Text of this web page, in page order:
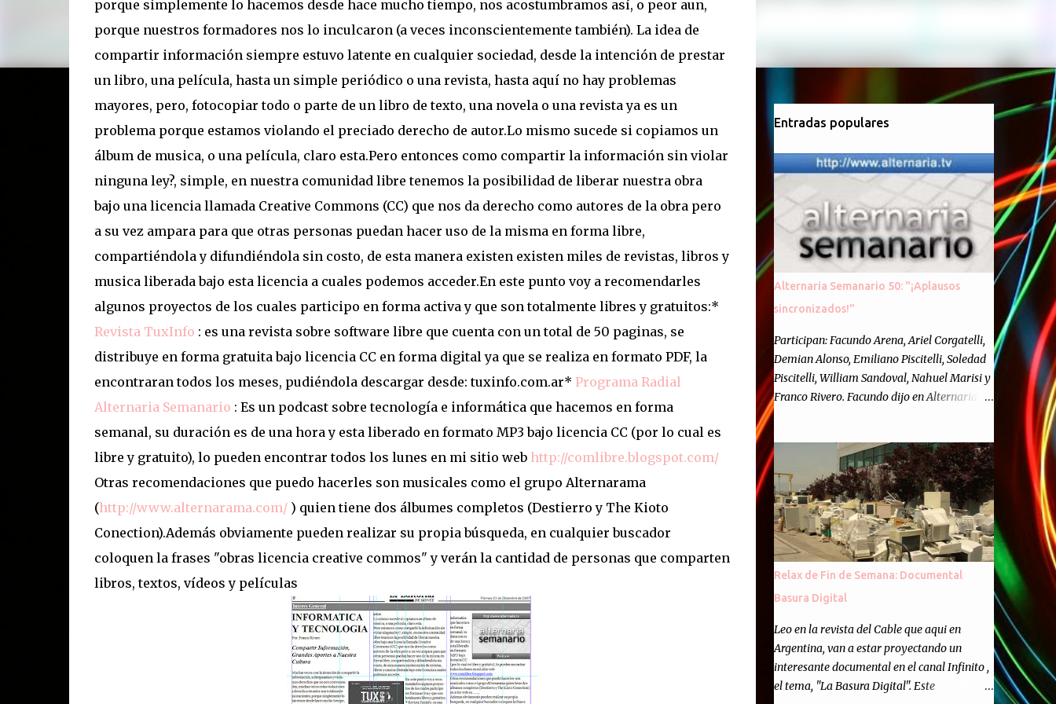
porque simplemente lo hacemos desde hace mucho tiempo, nos acostumbramos así, o peor aun,
porque nuestros formadores nos lo inculcaron (a veces inconscientemente también). La idea de
compartir información siempre estuvo latente en cualquier sociedad, desde la intención de prestar
un libro, una película, hasta un simple periódico o una revista, hasta aquí no hay problemas
mayores, pero, fotocopiar todo o parte de un libro de texto, una novela o una revista ya es un
problema porque estamos violando el preciado derecho de autor.Lo mismo sucede si copiamos un
álbum de musica, o una película, claro esta.Pero entonces como compartir la información sin violar
ninguna ley?, simple, en nuestra comunidad libre tenemos la posibilidad de liberar nuestra obra
bajo una licencia llamada Creative Commons (CC) que nos da derecho como autores de la obra pero
a su vez ampara para que otras personas puedan hacer uso de la misma en forma libre,
compartiéndola y difundiéndola sin costo, de esta manera existen existen miles de revistas, libros y
musica liberada bajo esta licencia a cuales podemos acceder.En este punto voy a recomendarles
algunos proyectos de los cuales participo en forma activa y que son totalmente libres y gratuitos:*
Revista TuxInfo : es una revista sobre software libre que cuenta con un total de 50 paginas, se
distribuye en forma gratuita bajo licencia CC en forma digital ya que se realiza en formato PDF, la
encontraran todos los meses, pudiéndola descargar desde: tuxinfo.com.ar* Programa Radial
Alternaria Semanario : Es un podcast sobre tecnología e informática que hacemos en forma
semanal, su duración es de una hora y esta liberado en formato MP3 bajo licencia CC (por lo cual es
libre y gratuito), lo pueden encontrar todos los lunes en mi sitio web http://comlibre.blogspot.com/
Otras recomendaciones que puedo hacerles son musicales como el grupo Alternarama
(http://www.alternarama.com/) quien tiene dos álbumes completos (Destierro y The Kioto
Conection).Además obviamente pueden realizar su propia búsqueda, en cualquier buscador
coloquen la frases "obras licencia creative commos" y verán la cantidad de personas que comparten
libros, textos, vídeos y películas
Entradas populares
Alternaria Semanario 50: "¡Aplausos
sincronizados!"
Participan: Facundo Arena, Ariel Corgatelli,
Demian Alonso, Emiliano Piscitelli, Soledad
Piscitelli, William Sandoval, Nahuel Marisi y
Franco Rivero. Facundo dijo en Alternaria :
Finalmente, hemos llegado a los cincuenta
Cincuenta ocasiones para ponernos en
contacto con ustedes y contarles las noticias
de tecnología más importantes, desde
nuestra propia óptica: un punto de vista
independiente e informal.Para festejarlo, se
nos ocurrió que estemos todos juntos; y
cuando digo "todos" me refiero a toda la
semanario como panelista, y a ustedes. Por
eso se nos ocurrió la idea de emitir video en
vivo. La tarea no fué facil, hubo que
coordinar horarios, preparar el estudio,
configurar muchos programejos y hacer
Relax de Fin de Semana: Documental
Basura Digital
Leo en la revista del Cable que aqui en
Argentina, van a estar proyectando un
interesante documental en el canal Infinito ,
el tema, "La Basura Digital". Este